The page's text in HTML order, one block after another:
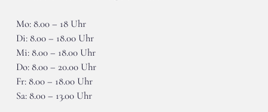
Mo: 8.00 – 18 Uhr
Di: 8.00 – 18.00 Uhr
Mi: 8.00 – 18.00 Uhr
Do: 8.00 – 20.00 Uhr
Fr: 8.00 – 18.00 Uhr
Sa: 8.00 – 13.00 Uhr